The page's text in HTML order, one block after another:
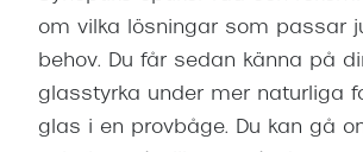
om vilka lösningar som passar
behov. Du får sedan känna på
glasstyrka under mer naturliga
glas i en provbåge. Du kan gå